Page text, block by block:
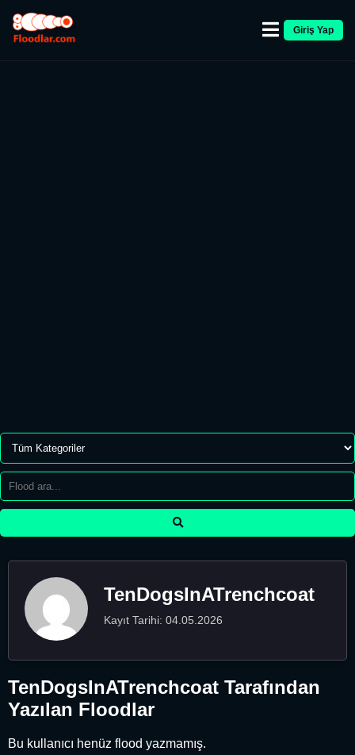
Giriş Yap
TenDogsInATrenchcoat
Kayıt Tarihi: 04.05.2026
TenDogsInATrenchcoat Tarafından
Yazılan Floodlar
Bu kullanıcı henüz flood yazmamış.